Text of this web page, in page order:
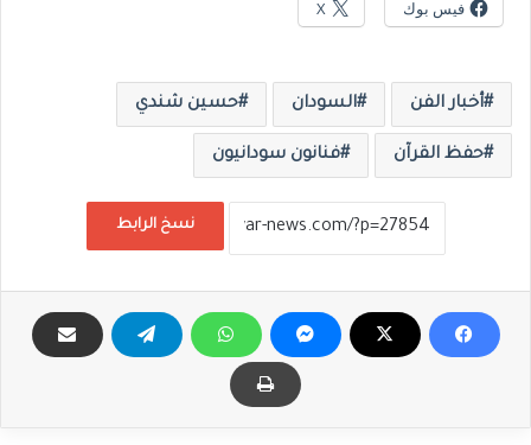
فيس بوك X
أخبار الفن السودان حسين شندي
حفظ القرآن فنانون سودانيون
نسخ الرابط